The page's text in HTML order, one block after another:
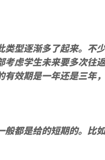
类型逐渐多了起来。不
考虑学生未来要多次往
效期是一年还是三年
都是给的短期的。比如